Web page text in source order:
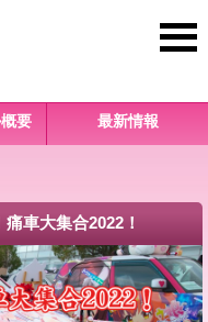
要 最新情報
車大集合2022！